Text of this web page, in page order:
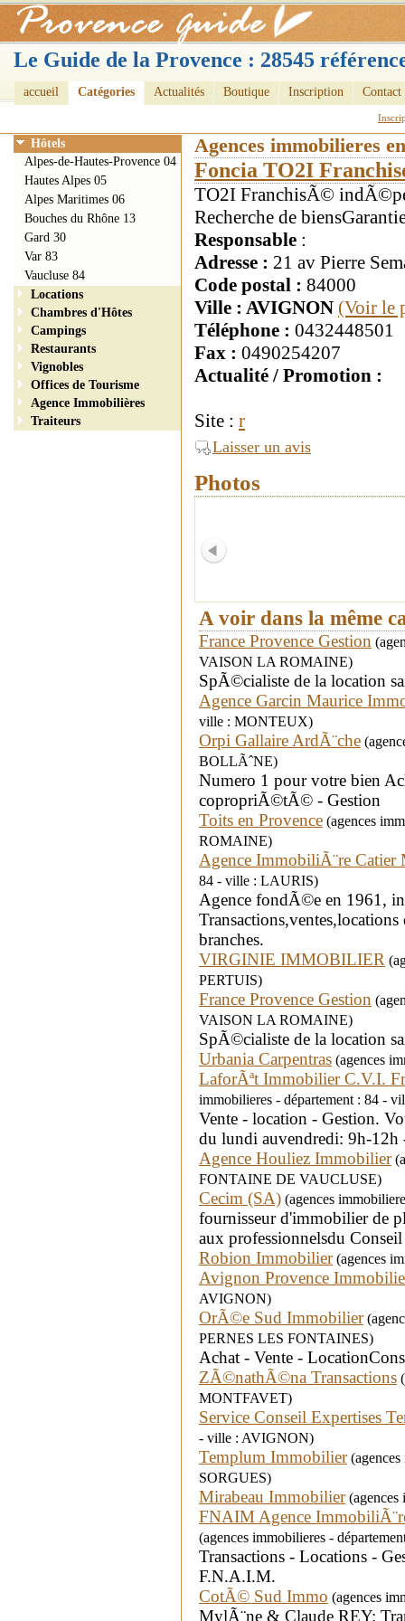
Le Guide de la Provence : 28545
accueil Catégories Actualités Boutique Inscription Contact
Agences immobilieres
Foncia TO2I
TO2I FranchisÃ©
Recherche de
Responsable :
Adresse : 21 av Pierre
Code postal : 84000
Ville : AVIGNON (Voir le
Téléphone : 0432448501
Fax : 0490254207
Actualité / Promotion :
Site : r
Laisser un avis
Photos
A voir dans la même
France Provence Gestion
VAISON LA ROMAINE)
SpÃ©cialiste de la location
Agence Garcin Maurice
ville : MONTEUX)
Orpi Gallaire ArdÃ¨che
BOLLÃˆNE)
Numero 1 pour votre bien
copropriÃ©tÃ© - Gestion
Toits en Provence (agences
ROMAINE)
Agence ImmobiliÃ¨re Catier
84 - ville : LAURIS)
Agence fondÃ©e en 1961,
branches.
VIRGINIE IMMOBILIER
PERTUIS)
France Provence Gestion
VAISON LA ROMAINE)
SpÃ©cialiste de la location
Urbania Carpentras (agences
LaforÃªt Immobilier C.V.I.
immobilieres - département : 84 -
Vente - location - Gestion.
du lundi auvendredi: 9h-12h
Agence Houliez Immobilier
FONTAINE DE VAUCLUSE)
Cecim (SA) (agences
fournisseur d'immobilier de
aux professionnelsdu
Robion Immobilier(agences
Avignon Provence
AVIGNON)
OrÃ©e Sud Immobilier
PERNES LES FONTAINES)
Achat - Vente -
ZÃ©nathÃ©na Transactions
MONTFAVET)
Service Conseil Expertises
- ville : AVIGNON)
Templum Immobilier(agences
SORGUES)
Mirabeau Immobilier(agences
FNAIM Agence
(agences immobilieres -
Transactions - Locations -
F.N.A.I.M.
CotÃ© Sud Immo (agences
MylÃ¨ne & Claude REY:
Hôtels
Alpes-de-Hautes-Provence 04
Hautes Alpes 05
Alpes Maritimes 06
Bouches du Rhône 13
Gard 30
Var 83
Vaucluse 84
Locations
Chambres d'Hôtes
Campings
Restaurants
Vignobles
Offices de Tourisme
Agence Immobilières
Traiteurs